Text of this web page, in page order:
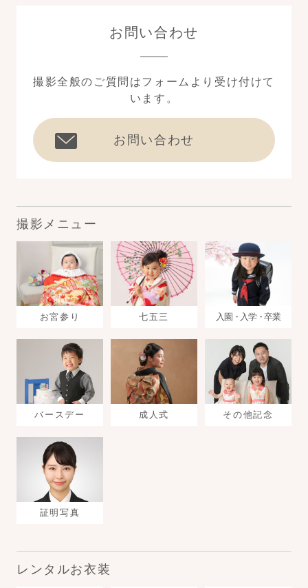
お問い合わせ
撮影全般のご質問はフォームより受け付けて
います。
お問い合わせ
撮影メニュー
お宮参り 七五三 入園・入学・卒業
バースデー 成人式 その他記念
証明写真
レンタルお衣装